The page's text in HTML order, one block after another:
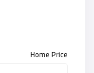
Home Price